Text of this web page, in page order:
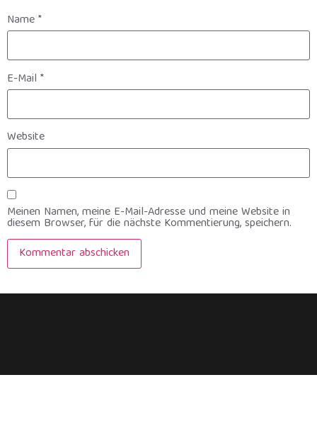
Name*
E-Mail *
Website
Meinen Namen, meine E-Mail-Adresse und meine Website in
diesem Browser, für die nächste Kommentierung, speichern.